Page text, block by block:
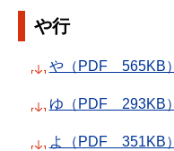
や行
や（PDF 565KB）
ゆ（PDF 293KB）
よ（PDF 351KB）